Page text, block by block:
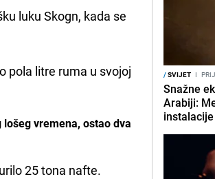
luku Skogn, kada se
pola litre ruma u svojoj
vremena, ostao dva
25 tona nafte.
/SVIJET I
Snažne
Arabiji:
instalacije